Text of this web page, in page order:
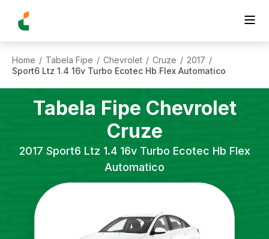
Home / Tabela Fipe / Chevrolet / Cruze / 2017 /
Sport6 Ltz 1.4 16v Turbo Ecotec Hb Flex Automatico
Tabela Fipe Chevrolet
Cruze
2017 Sport6 Ltz 1.4 16v Turbo Ecotec Hb Flex
Automatico